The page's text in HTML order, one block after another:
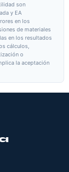
son
y EA
en los
de materiales
en los resultados
cálculos,
o
la aceptación